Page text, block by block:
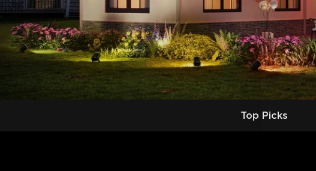
Top Picks